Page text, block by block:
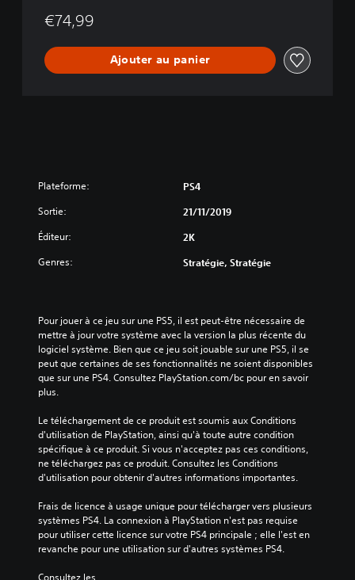
€74,99
Ajouter au panier
Plateforme: PS4
Sortie: 21/11/2019
Éditeur: 2K
Genres: Stratégie, Stratégie
Pour jouer à ce jeu sur une PS5, il est peut-être nécessaire de
mettre à jour votre système avec la version la plus récente du
logiciel système. Bien que ce jeu soit jouable sur une PS5, il se
peut que certaines de ses fonctionnalités ne soient disponibles
que sur une PS4. Consultez PlayStation.com/bc pour en savoir
plus.
Le téléchargement de ce produit est soumis aux Conditions
d'utilisation de PlayStation, ainsi qu'à toute autre condition
spécifique à ce produit. Si vous n'acceptez pas ces conditions,
ne téléchargez pas ce produit. Consultez les Conditions
d'utilisation pour obtenir d'autres informations importantes.
Frais de licence à usage unique pour télécharger vers plusieurs
systèmes PS4. La connexion à PlayStation n'est pas requise
pour utiliser cette licence sur votre PS4 principale ; elle l'est en
revanche pour une utilisation sur d'autres systèmes PS4.
Consultez les